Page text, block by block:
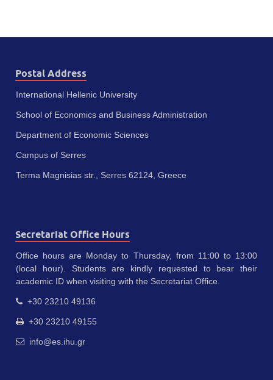
Postal Address
International Hellenic University
School of Economics and Business Administration
Department of Economic Sciences
Campus of Serres
Terma Magnisias str., Serres 62124, Greece
Secretariat Office Hours
Office hours are Monday to Thursday, from 11:00 to 13:00
(local hour). Students are kindly requested to bear their
academic ID when visiting with the Secretariat Office.
+30 23210 49136
+30 23210 49155
info@es.ihu.gr